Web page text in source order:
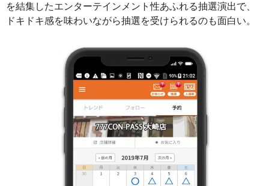
を結集したエンターテインメント性あふれる抽選演出で、
ドキドキ感を味わいながら抽選を受けられるのも面白い。